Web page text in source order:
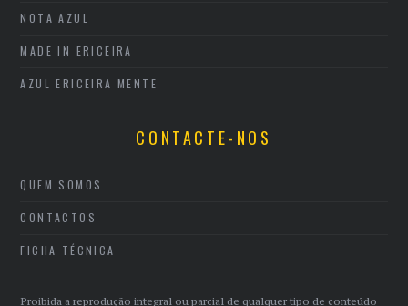
NOTA AZUL
MADE IN ERICEIRA
AZUL ERICEIRA MENTE
CONTACTE-NOS
QUEM SOMOS
CONTACTOS
FICHA TÉCNICA
Proibida a reprodução integral ou parcial de qualquer tipo de conteúdo